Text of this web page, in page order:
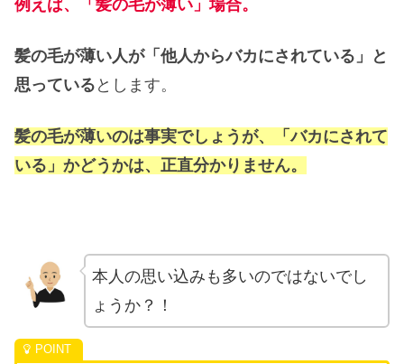
例えば、「髪の毛が薄い」場合。
髪の毛が薄い人が「他人からバカにされている」と
思っている とします。
髪の毛が薄いのは事実でしょうが、「バカにされて
いる」かどうかは、正直分かりません。
本人の思い込みも多いのではないでし
ょうか？！